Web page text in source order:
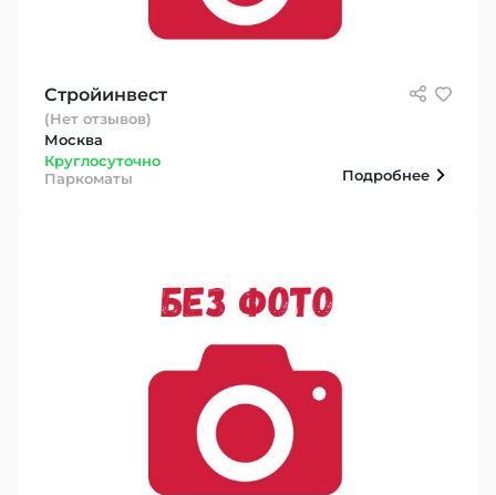
Стройинвест
(Нет отзывов)
Москва
Круглосуточно
Паркоматы
Подробнее